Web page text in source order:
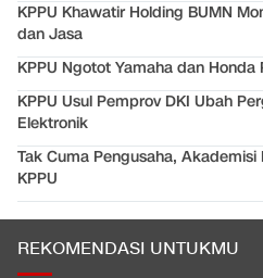
KPPU Khawatir Holding BUMN
dan Jasa
KPPU Ngotot Yamaha dan
KPPU Usul Pemprov DKI Ubah
Elektronik
Tak Cuma Pengusaha,
KPPU
REKOMENDASI UNTUKMU